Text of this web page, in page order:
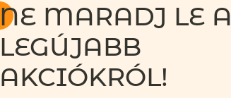
NE MARADJ LE A
LEGÚJABB
AKCIÓKRÓL!